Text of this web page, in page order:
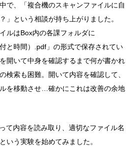
で、「複合機のスキャンファイルに自
」という相談が持ち上がりました。
ルはBox内の各課フォルダに
と時間）.pdf」の形式で保存されてい
開いて中身を確認するまで何が書かれ
検索も困難。開いて内容を確認して、
を移動させ…確かにこれは改善の余地
て内容を読み取り、適切なファイル名
いう実験を始めてみました。